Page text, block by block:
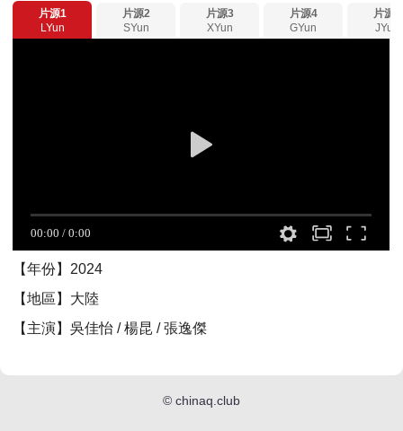
片源1
LYun
片源2
SYun
片源3
XYun
片源4
GYun
片源5
JYun
【年份】2024
【地區】大陸
【主演】吳佳怡 / 楊昆 / 張逸傑
© chinaq.club